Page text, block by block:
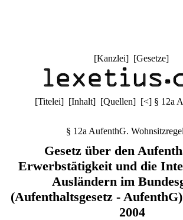
[Kanzlei] [Gesetze]
[Titelei] [Inhalt] [Quellen] [<] § 12a
§ 12a AufenthG.
Gesetz über den
Erwerbstätigkeit und die
Ausländern im
(Aufenthaltsgesetz -
2004